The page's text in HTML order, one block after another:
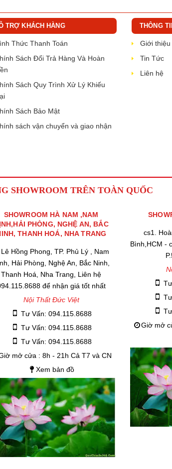
TRỢ KHÁCH HÀNG
Thức Thanh Toán
Sách Đổi Trả Hàng Và Hoàn
Sách Quy Trình Xử Lý Khiếu
Sách Bảo Mật
sách vận chuyển và giao nhận
THÔNG
Giới thiệu
Tin Tức
Liên hệ
SHOWROOM TRÊN TOÀN QUỐC
SHOWROOM HÀ NAM ,NAM
PHÒNG, NGHỆ AN, BẮC
THANH HOÁ, NHA TRANG
Lê Hồng Phong, TP. Phủ Lý , Nam
Hải Phòng, Nghệ An, Bắc Ninh,
Thanh Hoá, Nha Trang, Liên hệ
để nhận giá tốt nhất
Nội Thất Đức Việt
Tư Vấn: 094.115.8688
Tư Vấn: 094.115.8688
Tư Vấn: 094.115.8688
mở cửa : 8h - 21h Cả T7 và CN
Xem bản đồ
cs1.
Bình,HCM -
Giờ mở